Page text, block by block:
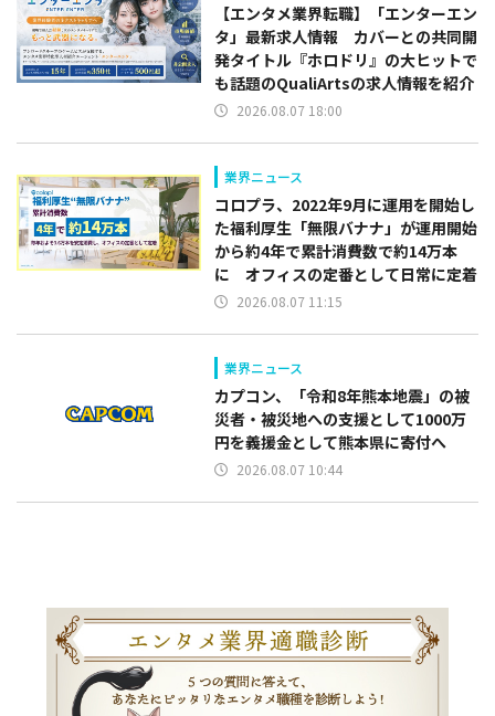
【エンタメ業界転職】「エンターエン
タ」最新求人情報 カバーとの共同開
発タイトル『ホロドリ』の大ヒットで
も話題のQualiArtsの求人情報を紹介
2026.08.07 18:00
業界ニュース
コロプラ、2022年9月に運用を開始し
た福利厚生「無限バナナ」が運用開始
から約4年で累計消費数で約14万本
に オフィスの定番として日常に定着
2026.08.07 11:15
業界ニュース
カプコン、「令和8年熊本地震」の被
災者・被災地への支援として1000万
円を義援金として熊本県に寄付へ
2026.08.07 10:44